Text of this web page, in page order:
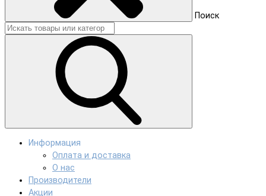
Поиск
Информация
Оплата и доставка
О нас
Производители
Акции